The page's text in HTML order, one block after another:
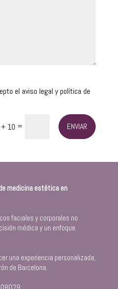
el aviso legal y política de
10 = ENVIAR
medicina estética en
faciales y corporales no
médica y un enfoque
una experiencia personalizada,
de Barcelona.